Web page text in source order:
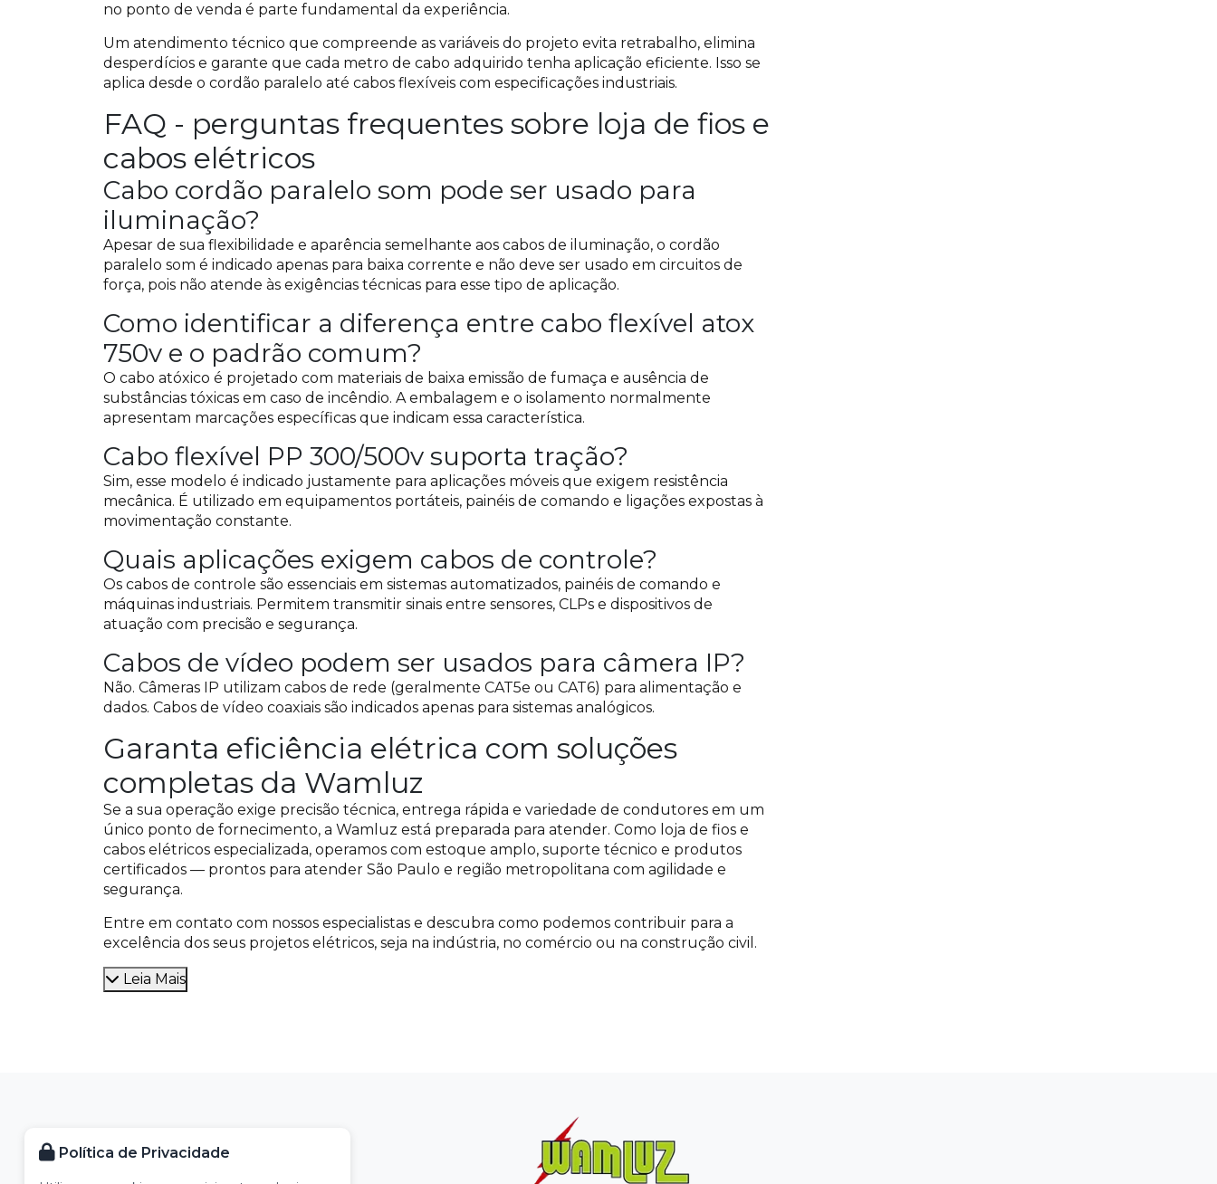
no ponto de venda é parte fundamental da experiência.
Um atendimento técnico que compreende as variáveis do projeto evita retrabalho, elimina
desperdícios e garante que cada metro de cabo adquirido tenha aplicação eficiente. Isso se
aplica desde o cordão paralelo até cabos flexíveis com especificações industriais.
FAQ - perguntas frequentes sobre loja de fios e
cabos elétricos
Cabo cordão paralelo som pode ser usado para
iluminação?
Apesar de sua flexibilidade e aparência semelhante aos cabos de iluminação, o cordão
paralelo som é indicado apenas para baixa corrente e não deve ser usado em circuitos de
força, pois não atende às exigências técnicas para esse tipo de aplicação.
Como identificar a diferença entre cabo flexível atox
750v e o padrão comum?
O cabo atóxico é projetado com materiais de baixa emissão de fumaça e ausência de
substâncias tóxicas em caso de incêndio. A embalagem e o isolamento normalmente
apresentam marcações específicas que indicam essa característica.
Cabo flexível PP 300/500v suporta tração?
Sim, esse modelo é indicado justamente para aplicações móveis que exigem resistência
mecânica. É utilizado em equipamentos portáteis, painéis de comando e ligações expostas à
movimentação constante.
Quais aplicações exigem cabos de controle?
Os cabos de controle são essenciais em sistemas automatizados, painéis de comando e
máquinas industriais. Permitem transmitir sinais entre sensores, CLPs e dispositivos de
atuação com precisão e segurança.
Cabos de vídeo podem ser usados para câmera IP?
Não. Câmeras IP utilizam cabos de rede (geralmente CAT5e ou CAT6) para alimentação e
dados. Cabos de vídeo coaxiais são indicados apenas para sistemas analógicos.
Garanta eficiência elétrica com soluções
completas da Wamluz
Se a sua operação exige precisão técnica, entrega rápida e variedade de condutores em um
único ponto de fornecimento, a Wamluz está preparada para atender. Como loja de fios e
cabos elétricos especializada, operamos com estoque amplo, suporte técnico e produtos
certificados — prontos para atender São Paulo e região metropolitana com agilidade e
segurança.
Entre em contato com nossos especialistas e descubra como podemos contribuir para a
excelência dos seus projetos elétricos, seja na indústria, no comércio ou na construção civil.
Leia Mais
Política de Privacidade